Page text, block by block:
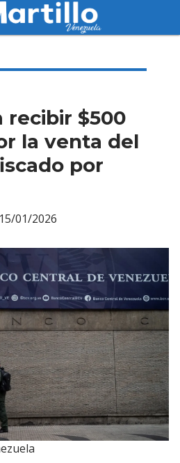
recibir $500
la venta del
por
15/01/2026
gratuito de
email.